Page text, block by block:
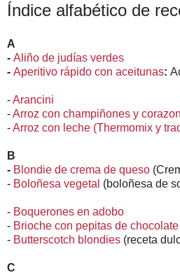
Índice alfabético de
A
- Aliño de judías verdes
- Aperitivo rápido con aceitunas:
-Arancini
-Arroz con champiñones y
-Arroz con leche (Thermomix y
B
- Blondie de crema de queso
- Boloñesa vegetal (boloñesa de
- Boquerones en adobo
- Brioche con pepitas de
- Butterscotch blondies (receta
C